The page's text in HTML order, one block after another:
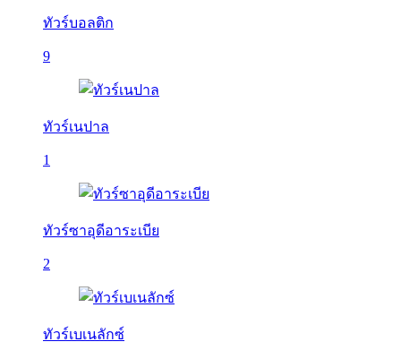
ทัวร์บอลติก
9
ทัวร์เนปาล
1
ทัวร์ซาอุดีอาระเบีย
2
ทัวร์เบเนลักซ์